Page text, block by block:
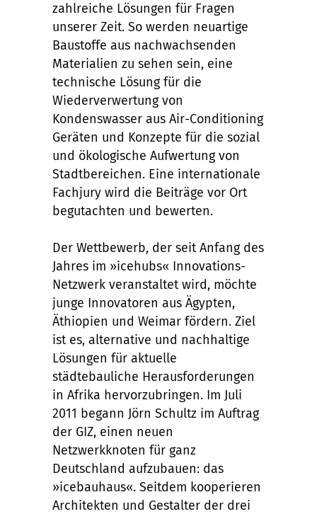
zahlreiche Lösungen für Fragen
unserer Zeit. So werden neuartige
Baustoffe aus nachwachsenden
Materialien zu sehen sein, eine
technische Lösung für die
Wiederverwertung von
Kondenswasser aus Air-Conditioning
Geräten und Konzepte für die sozial
und ökologische Aufwertung von
Stadtbereichen. Eine internationale
Fachjury wird die Beiträge vor Ort
begutachten und bewerten.
Der Wettbewerb, der seit Anfang des
Jahres im »icehubs« Innovations-
Netzwerk veranstaltet wird, möchte
junge Innovatoren aus Ägypten,
Äthiopien und Weimar fördern. Ziel
ist es, alternative und nachhaltige
Lösungen für aktuelle
städtebauliche Herausforderungen
in Afrika hervorzubringen. Im Juli
2011 begann Jörn Schultz im Auftrag
der GIZ, einen neuen
Netzwerkknoten für ganz
Deutschland aufzubauen: das
»icebauhaus«. Seitdem kooperieren
Architekten und Gestalter der drei